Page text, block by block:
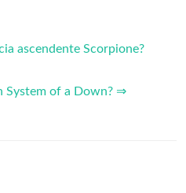
ascendente Scorpione?
System of a Down? ⇒